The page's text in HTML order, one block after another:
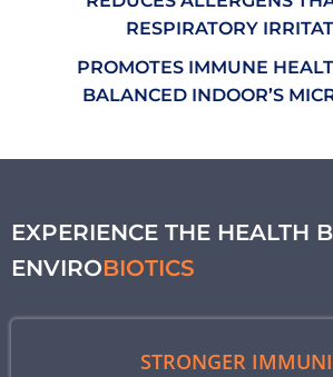
RESPIRATORY
PROMOTES IMMUNE
BALANCED INDOOR’S
EXPERIENCE THE HEALTH
ENVIROBIOTICS
STRONGER